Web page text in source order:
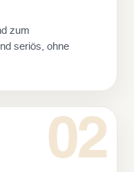
zum
seriös, ohne
02